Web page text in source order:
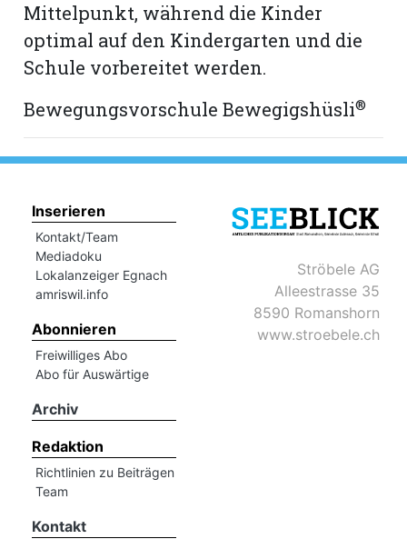
Mittelpunkt, während die Kinder
optimal auf den Kindergarten und die
Schule vorbereitet werden.
Bewegungsvorschule Bewegigshüsli®
Inserieren
Kontakt/Team
Mediadoku
Lokalanzeiger Egnach
amriswil.info
Abonnieren
Freiwilliges Abo
Abo für Auswärtige
Archiv
Redaktion
Richtlinien zu Beiträgen
Team
Kontakt
Ströbele AG
Alleestrasse 35
8590 Romanshorn
www.stroebele.ch